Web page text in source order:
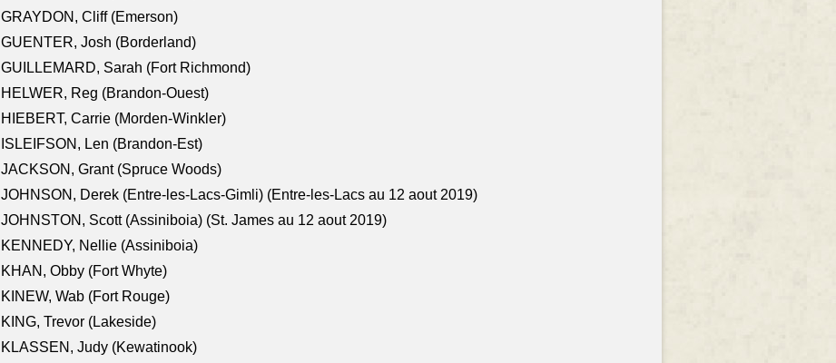
GRAYDON, Cliff (Emerson)
GUENTER, Josh (Borderland)
GUILLEMARD, Sarah (Fort Richmond)
HELWER, Reg (Brandon-Ouest)
HIEBERT, Carrie (Morden-Winkler)
ISLEIFSON, Len (Brandon-Est)
JACKSON, Grant (Spruce Woods)
JOHNSON, Derek (Entre-les-Lacs-Gimli) (Entre-les-Lacs au 12 aout 2019)
JOHNSTON, Scott (Assiniboia) (St. James au 12 aout 2019)
KENNEDY, Nellie (Assiniboia)
KHAN, Obby (Fort Whyte)
KINEW, Wab (Fort Rouge)
KING, Trevor (Lakeside)
KLASSEN, Judy (Kewatinook)